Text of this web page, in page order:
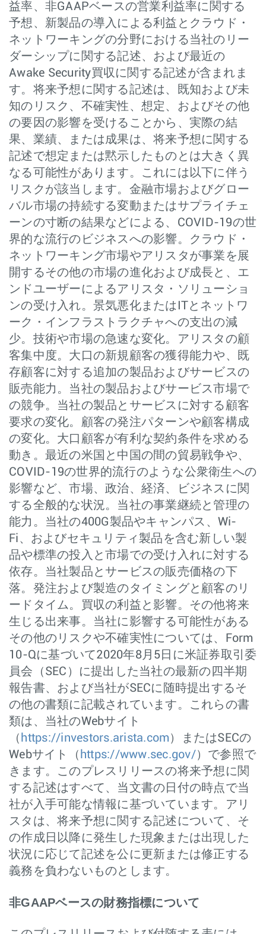
益率、非GAAPベースの営業利益率に関する
予想、新製品の導入による利益とクラウド・
ネットワーキングの分野における当社のリー
ダーシップに関する記述、および最近の
Awake Security買収に関する記述が含まれま
す。将来予想に関する記述は、既知および未
知のリスク、不確実性、想定、およびその他
の要因の影響を受けることから、実際の結
果、業績、または成果は、将来予想に関する
記述で想定または黙示したものとは大きく異
なる可能性があります。これには以下に伴う
リスクが該当します。金融市場およびグロー
バル市場の持続する変動またはサプライチェ
ーンの寸断の結果などによる、COVID-19の世
界的な流行のビジネスへの影響。クラウド・
ネットワーキング市場やアリスタが事業を展
開するその他の市場の進化および成長と、エ
ンドユーザーによるアリスタ・ソリューショ
ンの受け入れ。景気悪化またはITとネットワ
ーク・インフラストラクチャへの支出の減
少。技術や市場の急速な変化。アリスタの顧
客集中度。大口の新規顧客の獲得能力や、既
存顧客に対する追加の製品およびサービスの
販売能力。当社の製品およびサービス市場で
の競争。当社の製品とサービスに対する顧客
要求の変化。顧客の発注パターンや顧客構成
の変化。大口顧客が有利な契約条件を求める
動き。最近の米国と中国の間の貿易戦争や、
COVID-19の世界的流行のような公衆衛生への
影響など、市場、政治、経済、ビジネスに関
する全般的な状況。当社の事業継続と管理の
能力。当社の400G製品やキャンパス、Wi-
Fi、およびセキュリティ製品を含む新しい製
品や標準の投入と市場での受け入れに対する
依存。当社製品とサービスの販売価格の下
落。発注および製造のタイミングと顧客のリ
ードタイム。買収の利益と影響。その他将来
生じる出来事。当社に影響する可能性がある
その他のリスクや不確実性については、Form
10-Qに基づいて2020年8月5日に米証券取引委
員会（SEC）に提出した当社の最新の四半期
報告書、および当社がSECに随時提出するそ
の他の書類に記載されています。これらの書
類は、当社のWebサイト
（ https://investors.arista.com ）またはSECの
Webサイト（ https://www.sec.gov/ ）で参照で
きます。このプレスリリースの将来予想に関
する記述はすべて、当文書の日付の時点で当
社が入手可能な情報に基づいています。アリ
スタは、将来予想に関する記述について、そ
の作成日以降に発生した現象または出現した
状況に応じて記述を公に更新または修正する
義務を負わないものとします。
非GAAPベースの財務指標について